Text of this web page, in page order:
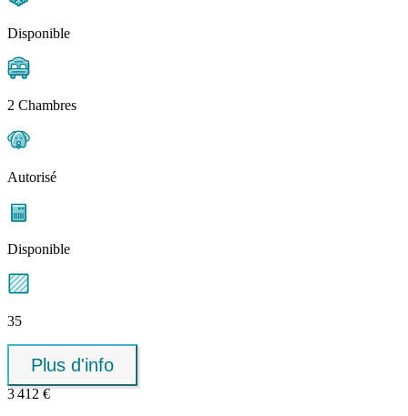
Disponible
2 Chambres
Autorisé
Disponible
35
Plus d'info
3 412 €